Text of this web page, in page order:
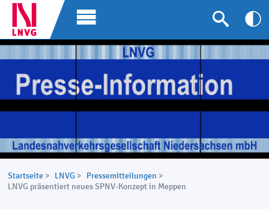
Startseite > LNVG > Pressemitteilungen >
LNVG präsentiert neues SPNV-Konzept in Meppen